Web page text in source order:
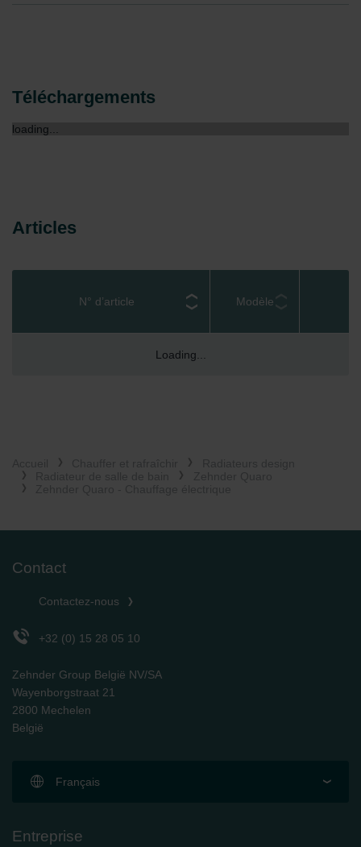
Téléchargements
loading...
Articles
N° d’article Modèle
Loading...
Contact
Contactez-nous
+32 (0) 15 28 05 10
Zehnder Group België NV/SA
Wayenborgstraat 21
2800 Mechelen
België
Français
Entreprise